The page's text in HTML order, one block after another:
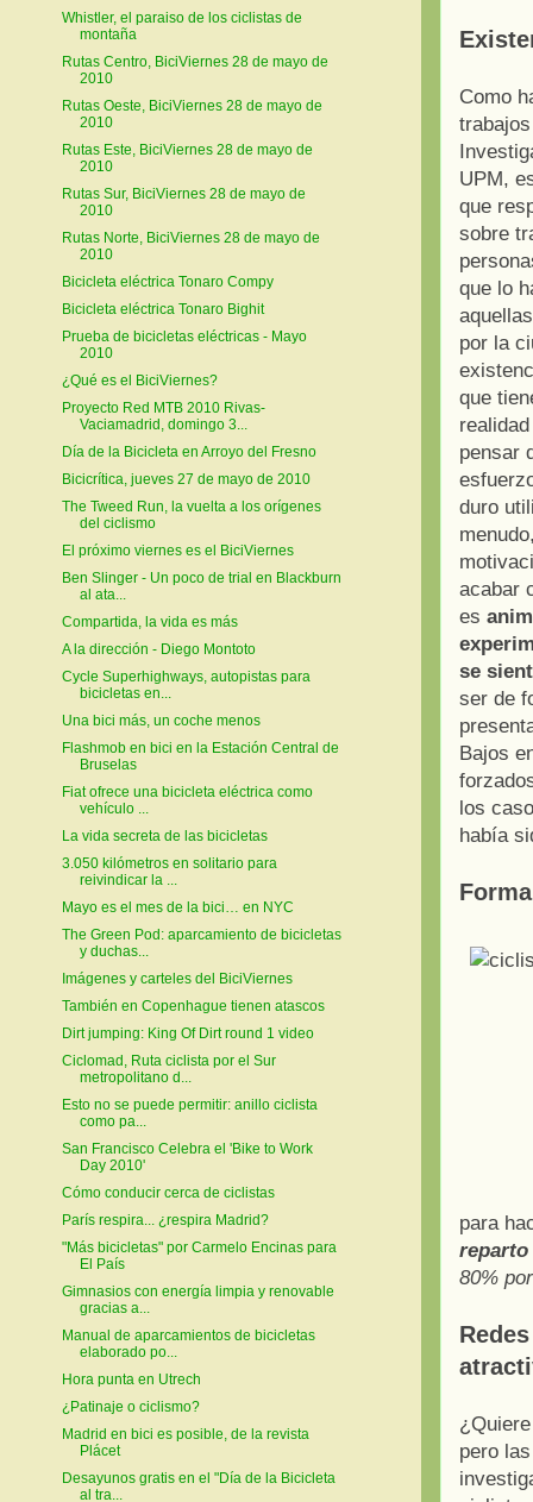
Como
UPM,
que
sobre
que lo
por la
que
pensar
duro
acabar
es
se
ser de
Bajos
los
había
para
reparto
80%
pero
Whistler, el paraiso de los ciclistas de
montaña
Rutas Centro, BiciViernes 28 de mayo de
2010
Rutas Oeste, BiciViernes 28 de mayo de
2010
Rutas Este, BiciViernes 28 de mayo de
2010
Rutas Sur, BiciViernes 28 de mayo de
2010
Rutas Norte, BiciViernes 28 de mayo de
2010
Bicicleta eléctrica Tonaro Compy
Bicicleta eléctrica Tonaro Bighit
Prueba de bicicletas eléctricas - Mayo
2010
¿Qué es el BiciViernes?
Proyecto Red MTB 2010 Rivas-
Vaciamadrid, domingo 3...
Día de la Bicicleta en Arroyo del Fresno
Bicicrítica, jueves 27 de mayo de 2010
The Tweed Run, la vuelta a los orígenes
del ciclismo
El próximo viernes es el BiciViernes
Ben Slinger - Un poco de trial en Blackburn
al ata...
Compartida, la vida es más
A la dirección - Diego Montoto
Cycle Superhighways, autopistas para
bicicletas en...
Una bici más, un coche menos
Flashmob en bici en la Estación Central de
Bruselas
Fiat ofrece una bicicleta eléctrica como
vehículo ...
La vida secreta de las bicicletas
3.050 kilómetros en solitario para
reivindicar la ...
Mayo es el mes de la bici… en NYC
The Green Pod: aparcamiento de bicicletas
y duchas...
Imágenes y carteles del BiciViernes
También en Copenhague tienen atascos
Dirt jumping: King Of Dirt round 1 video
Ciclomad, Ruta ciclista por el Sur
metropolitano d...
Esto no se puede permitir: anillo ciclista
como pa...
San Francisco Celebra el 'Bike to Work
Day 2010'
Cómo conducir cerca de ciclistas
París respira... ¿respira Madrid?
"Más bicicletas" por Carmelo Encinas para
El País
Gimnasios con energía limpia y renovable
gracias a...
Manual de aparcamientos de bicicletas
elaborado po...
Hora punta en Utrech
¿Patinaje o ciclismo?
Madrid en bici es posible, de la revista
Plácet
Desayunos gratis en el "Día de la Bicicleta
al tra...